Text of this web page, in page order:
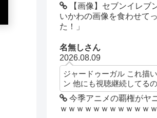
【画像】セブンイレブ
いかわの画像を食わせ
た！」
名無しさん
2026.08.09
ジャードゥーガル これ描
ン 他にも視聴継続してる
今季アニメの覇権がヤ
ｗｗｗｗｗｗｗｗｗｗｗ